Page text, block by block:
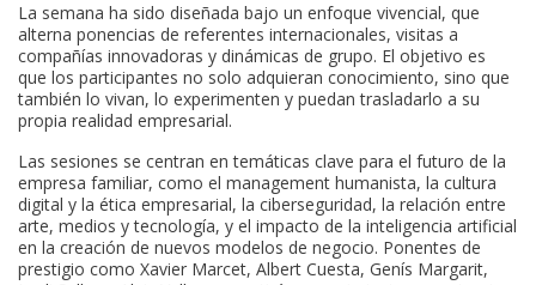
La semana ha sido diseñada bajo un enfoque vivencial, que
alterna ponencias de referentes internacionales, visitas a
compañías innovadoras y dinámicas de grupo. El objetivo es
que los participantes no solo adquieran conocimiento, sino que
también lo vivan, lo experimenten y puedan trasladarlo a su
propia realidad empresarial.
Las sesiones se centran en temáticas clave para el futuro de la
empresa familiar, como el management humanista, la cultura
digital y la ética empresarial, la ciberseguridad, la relación entre
arte, medios y tecnología, y el impacto de la inteligencia artificial
en la creación de nuevos modelos de negocio. Ponentes de
prestigio como Xavier Marcet, Albert Cuesta, Genís Margarit,